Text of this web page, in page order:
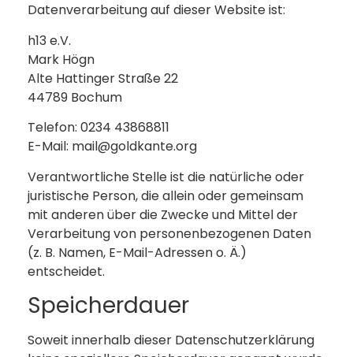
Datenverarbeitung auf dieser Website ist:
h13 e.V.
Mark Högn
Alte Hattinger Straße 22
44789 Bochum
Telefon: 0234 43868811
E-Mail: mail@goldkante.org
Verantwortliche Stelle ist die natürliche oder
juristische Person, die allein oder gemeinsam
mit anderen über die Zwecke und Mittel der
Verarbeitung von personenbezogenen Daten
(z. B. Namen, E-Mail-Adressen o. Ä.)
entscheidet.
Speicherdauer
Soweit innerhalb dieser Datenschutzerklärung